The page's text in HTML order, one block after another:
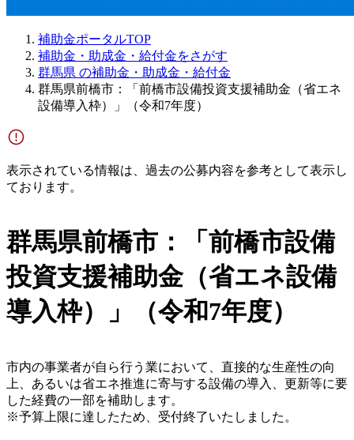
補助金ポータルTOP
補助金・助成金・給付金をさがす
群馬県 の補助金・助成金・給付金
群馬県前橋市：「前橋市設備投資支援補助金（省エネ
設備導入枠）」（令和7年度）
表示されている情報は、過去の公募内容を参考として表示し
ております。
群馬県前橋市：「前橋市設備
投資支援補助金（省エネ設備
導入枠）」（令和7年度）
市内の事業者が自ら行う業において、直接的な生産性の向
上、あるいは省エネ推進に寄与する設備の導入、更新等に要
した経費の一部を補助します。
※予算上限に達したため、受付終了いたしました。